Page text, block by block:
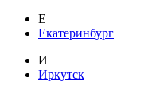
Е
Екатеринбург
И
Иркутск